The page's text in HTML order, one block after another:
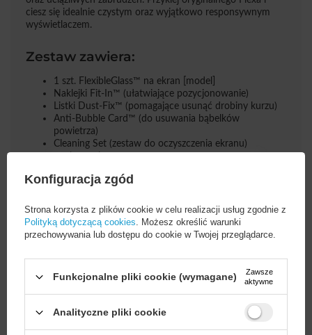
ciesz się idealnie czystym oraz wyjątkowo responsywnym
wyświetlaczem.
Zestaw zawiera:
1 szt. FlexibleGlass™ na ekran [model]
Naklejki Fit-In™ (ułatwiające pozycjonowanie)
Listki Dust-Fix™ (pomagające usunąć drobiny kurzu)
Anti-Bubble Card™ (do usuwania bąbelków
powietrza)
Cleaning Set (zestaw do oczyszczenia ekranu)
Cena sugerowana 69,90 PLN / szt.
Marka 3mk Protection
Konfiguracja zgód
Strona korzysta z plików cookie w celu realizacji usług zgodnie z
Polityką dotyczącą cookies . Możesz określić warunki
przechowywania lub dostępu do cookie w Twojej przeglądarce.
Funkcjonalne pliki cookie (wymagane)
Zawsze
aktywne
Analityczne pliki cookie